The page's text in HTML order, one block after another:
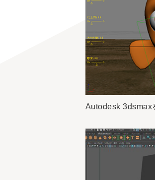
Autodesk 3dsmax